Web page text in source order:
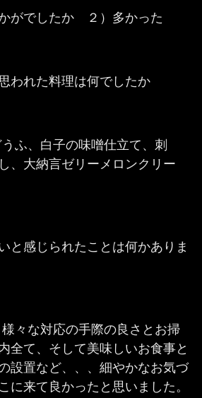
がでしたか ２）多かった
われた料理は何でしたか
ふ、白子の味噌仕立て、刺
、大納言ゼリーメロンクリー
と感じられたことは何かありま
々な対応の手際の良さとお掃
全て、そして美味しいお食事と
設置など、、、細やかなお気づ
に来て良かったと思いました。